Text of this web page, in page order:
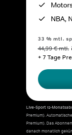
NBA,
33 % mtl.
44,99 € mtl.
+ 7 Tage
Live-Sport 12-
Premium).
Premium). Das
danach monatlich